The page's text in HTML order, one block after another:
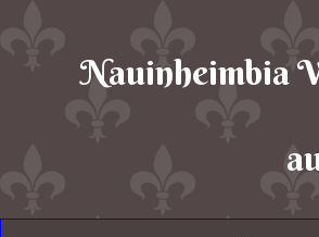
Nauinheimbia